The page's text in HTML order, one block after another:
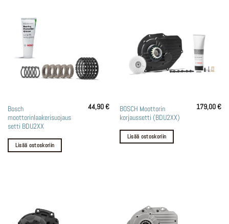
Bosch
moottorinlaakerisuojaus
setti BDU2XX
44,90€
Lisää ostoskoriin
BOSCH Moottorin
korjaussetti (BDU2XX)
179,00€
Lisää ostoskoriin